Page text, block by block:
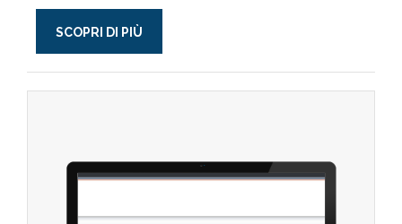
SCOPRI DI PIÙ